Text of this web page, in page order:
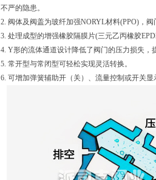
不严的隐患。
2. 阀体及阀盖为玻纤加强NORYL材料(PPO)，阀
3. 处理成型的增强橡胶隔膜片(三元乙丙橡胶
4. Y形的流体通道设计降低了阀门的压力损失，
5. 常开型与常闭型可轻松实现灵活转换。
6. 可增加弹簧辅助开（关）、流量控制或开关显